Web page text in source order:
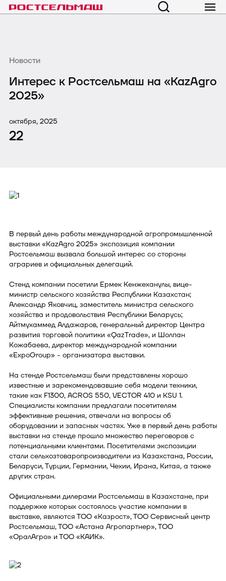
Новости
Интерес к Ростсельмаш на «KazAgro
2025»
октября, 2025
22
В первый день работы международной агропромышленной
выставки «KazAgro 2025» экспозиция компании
Ростсельмаш вызвала большой интерес со стороны
аграриев и официальных делегаций.
Стенд компании посетили Ермек Кенжеханулы, вице-
министр сельского хозяйства Республики Казахстан;
Александр Яковчиц, заместитель министра сельского
хозяйства и продовольствия Республики Беларусь;
Айтмухаммед Алдажаров, генеральный директор Центра
развития торговой политики «QazTrade», и Шолпан
Кожабаева, директор международной компании
«ExpoGroup» - организатора выставки.
На стенде Ростсельмаш были представлены хорошо
известные и зарекомендовавшие себя модели техники,
такие как F1300, ACROS 550, VECTOR 410 и KSU 1.
Специалисты компании предлагали посетителям
эффективные решения, отвечали на вопросы об
оборудовании и запасных частях. Уже в первый день работы
выставки на стенде прошло множество переговоров с
потенциальными клиентами. Посетителями экспозиции
стали сельхозтоваропроизводители из Казахстана, России,
Беларуси, Турции, Германии, Чехии, Ирана, Китая, а также
других стран.
Официальными дилерами Ростсельмаш в Казахстане, при
поддержке которых состоялось участие компании в
выставке, являются ТОО «Казрост», ТОО Сервисный центр
Ростсельмаш, ТОО «Астана Агропартнер», ТОО
«ОралАгро» и ТОО «КАИК».